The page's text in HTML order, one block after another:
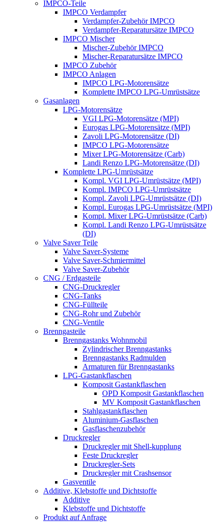
IMPCO-Teile
IMPCO Verdampfer
Verdampfer-Zubehör IMPCO
Verdampfer-Reparatursätze IMPCO
IMPCO Mischer
Mischer-Zubehör IMPCO
Mischer-Reparatursätze IMPCO
IMPCO Zubehör
IMPCO Anlagen
IMPCO LPG-Motorensätze
Komplette IMPCO LPG-Umrüstsätze
Gasanlagen
LPG-Motorensätze
VGI LPG-Motorensätze (MPI)
Eurogas LPG-Motorensätze (MPI)
Zavoli LPG-Motorensätze (DI)
IMPCO LPG-Motorensätze
Mixer LPG-Motorensätze (Carb)
Landi Renzo LPG-Motorensätze (DI)
Komplette LPG-Umrüstsätze
Kompl. VGI LPG-Umrüstsätze (MPI)
Kompl. IMPCO LPG-Umrüstsätze
Kompl. Zavoli LPG-Umrüstsätze (DI)
Kompl. Eurogas LPG-Umrüstsätze (MPI)
Kompl. Mixer LPG-Umrüstsätze (Carb)
Kompl. Landi Renzo LPG-Umrüstsätze
(DI)
Valve Saver Teile
Valve Saver-Systeme
Valve Saver-Schmiermittel
Valve Saver-Zubehör
CNG / Erdgasteile
CNG-Druckregler
CNG-Tanks
CNG-Füllteile
CNG-Rohr und Zubehör
CNG-Ventile
Brenngasteile
Brenngastanks Wohnmobil
Zylindrischer Brenngastanks
Brenngastanks Radmulden
Armaturen für Brenngastanks
LPG-Gastankflaschen
Komposit Gastankflaschen
OPD Komposit Gastankflaschen
MV Komposit Gastankflaschen
Stahlgastankflaschen
Aluminium-Gasflaschen
Gasflaschenzubehör
Druckregler
Druckregler mit Shell-kupplung
Feste Druckregler
Druckregler-Sets
Druckregler mit Crashsensor
Gasventile
Additive, Klebstoffe und Dichtstoffe
Additive
Klebstoffe und Dichtstoffe
Produkt auf Anfrage